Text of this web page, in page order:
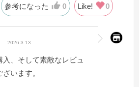
参考になった 0 Like! 0
2026.3.13
入、そして素敵なレビュ
います。